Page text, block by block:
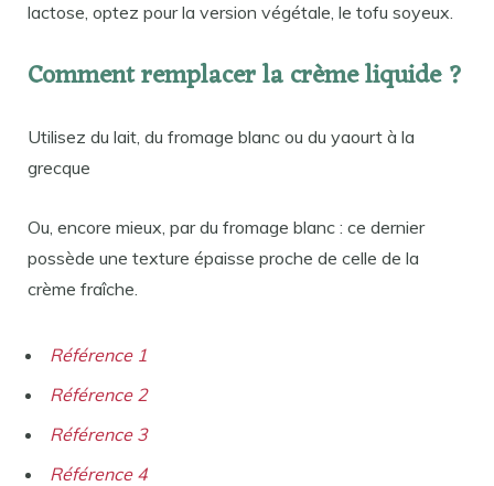
lactose, optez pour la version végétale, le tofu soyeux.
Comment remplacer la crème liquide ?
Utilisez du lait, du fromage blanc ou du yaourt à la
grecque
Ou, encore mieux, par du fromage blanc : ce dernier
possède une texture épaisse proche de celle de la
crème fraîche.
Référence 1
Référence 2
Référence 3
Référence 4